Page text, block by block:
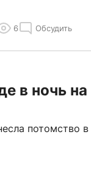
6 Обсудить
в ночь
потомство